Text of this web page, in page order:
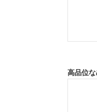
高品位